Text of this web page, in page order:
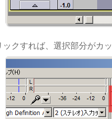
クすれば、選択部分がカ